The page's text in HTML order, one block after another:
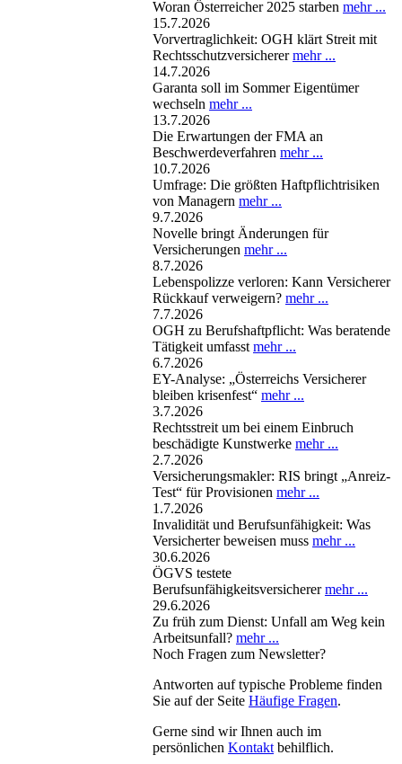
Woran Österreicher 2025 starben mehr ...
15.7.2026
Vorvertraglichkeit: OGH klärt Streit mit
Rechtsschutzversicherermehr ...
14.7.2026
Garanta soll im Sommer Eigentümer
wechseln mehr ...
13.7.2026
Die Erwartungen der FMA an
Beschwerdeverfahren mehr ...
10.7.2026
Umfrage: Die größten Haftpflichtrisiken
von Managern mehr ...
9.7.2026
Novelle bringt Änderungen für
Versicherungen mehr ...
8.7.2026
Lebenspolizze verloren: Kann Versicherer
Rückkauf verweigern? mehr ...
7.7.2026
OGH zu Berufshaftpflicht: Was beratende
Tätigkeit umfasst mehr ...
6.7.2026
EY-Analyse: „Österreichs Versicherer
bleiben krisenfest“ mehr ...
3.7.2026
Rechtsstreit um bei einem Einbruch
beschädigte Kunstwerke mehr ...
2.7.2026
Versicherungsmakler: RIS bringt „Anreiz-
Test“ für Provisionen mehr ...
1.7.2026
Invalidität und Berufsunfähigkeit: Was
Versicherter beweisen muss mehr ...
30.6.2026
ÖGVS testete
Berufsunfähigkeitsversicherermehr ...
29.6.2026
Zu früh zum Dienst: Unfall am Weg kein
Arbeitsunfall? mehr ...
Noch Fragen zum Newsletter?
Antworten auf typische Probleme finden
Sie auf der Seite Häufige Fragen.
Gerne sind wir Ihnen auch im
persönlichen Kontakt behilflich.